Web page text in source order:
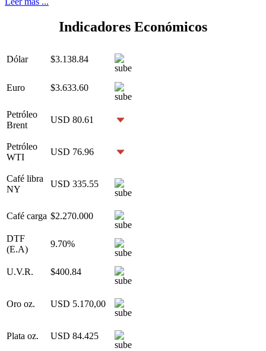
Indicadores Económicos
Dólar $3.138.84
Euro $3.633.60
Petróleo
Brent
USD 80.61
Petróleo
WTI
USD 76.96
Café libra
NY
USD 335.55
Café carga $2.270.000
DTF
(E.A)
9.70%
U.V.R. $400.84
Oro oz. USD 5.170,00
Plata oz. USD 84.425